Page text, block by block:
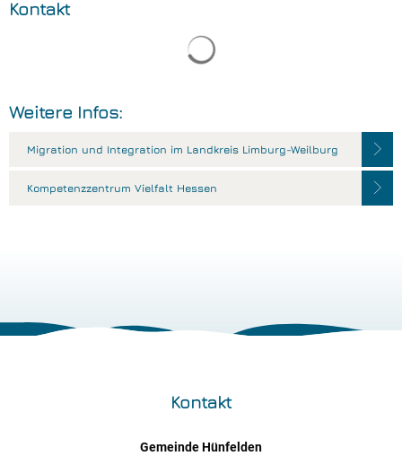
Kontakt
Weitere Infos:
Migration und Integration im Landkreis Limburg-Weilburg
Kompetenzzentrum Vielfalt Hessen
Kontakt
Gemeinde Hünfelden